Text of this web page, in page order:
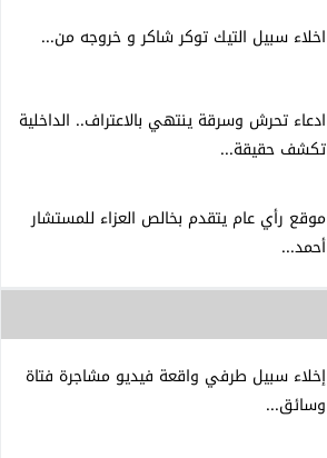
اخلاء سبيل التيك توكر شاكر و خروجه من...
ادعاء تحرش وسرقة ينتهي بالاعتراف.. الداخلية
تكشف حقيقة...
موقع رأي عام يتقدم بخالص العزاء للمستشار
أحمد...
إخلاء سبيل طرفي واقعة فيديو مشاجرة فتاة
وسائق...